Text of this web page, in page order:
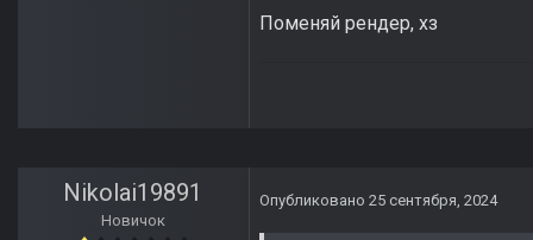
Поменяй рендер, хз
Nikolai19891
Новичок
Опубликовано 25 сентября, 2024